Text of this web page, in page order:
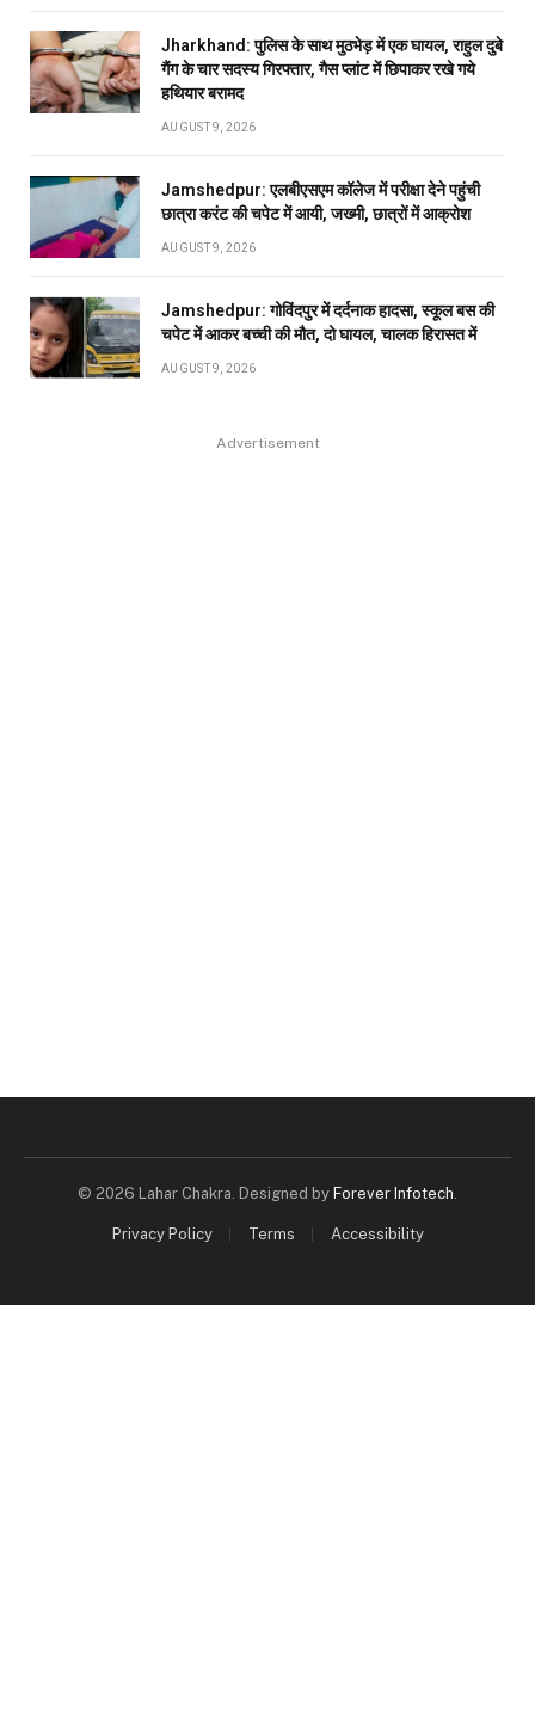
Jharkhand: पुलिस के साथ मुठभेड़ में एक घायल, राहुल दुबे
गैंग के चार सदस्य गिरफ्तार, गैस प्लांट में छिपाकर रखे गये
हथियार बरामद
AUGUST 9, 2026
Jamshedpur: एलबीएसएम कॉलेज में परीक्षा देने पहुंची
छात्रा करंट की चपेट में आयी, जख्मी, छात्रों में आक्रोश
AUGUST 9, 2026
Jamshedpur: गोविंदपुर में दर्दनाक हादसा, स्कूल बस की
चपेट में आकर बच्ची की मौत, दो घायल, चालक हिरासत में
AUGUST 9, 2026
Advertisement
© 2026 Lahar Chakra. Designed by Forever Infotech.
Privacy Policy Terms Accessibility